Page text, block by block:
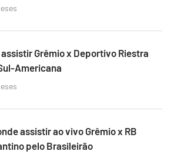
assistir Grêmio x Deportivo Riestra
Americana
assistir ao vivo Grêmio x RB
pelo Brasileirão